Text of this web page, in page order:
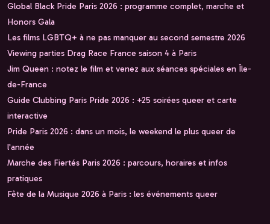
Global Black Pride Paris 2026 : programme complet, marche et
Honors Gala
Les films LGBTQ+ à ne pas manquer au second semestre 2026
Viewing parties Drag Race France saison 4 à Paris
Jim Queen : notez le film et venez aux séances spéciales en Île-
de-France
Guide Clubbing Paris Pride 2026 : +25 soirées queer et carte
interactive
Pride Paris 2026 : dans un mois, le weekend le plus queer de
l'année
Marche des Fiertés Paris 2026 : parcours, horaires et infos
pratiques
Fête de la Musique 2026 à Paris : les événements queer